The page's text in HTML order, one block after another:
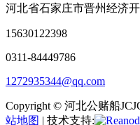
河北省石家庄市晋州经济
15630122398
0311-84449786
1272935344@qq.com
Copyright © 河北公赌船
站地图 | 技术支持: